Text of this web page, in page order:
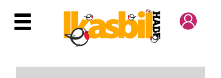
Eduki nagusira joan